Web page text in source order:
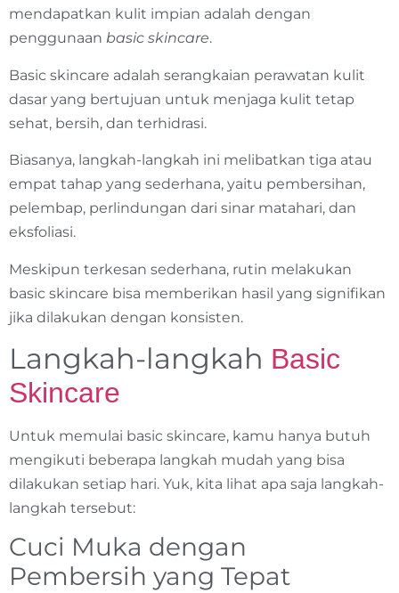
mendapatkan kulit impian adalah dengan
penggunaan basic skincare.
Basic skincare adalah serangkaian perawatan kulit
dasar yang bertujuan untuk menjaga kulit tetap
sehat, bersih, dan terhidrasi.
Biasanya, langkah-langkah ini melibatkan tiga atau
empat tahap yang sederhana, yaitu pembersihan,
pelembap, perlindungan dari sinar matahari, dan
eksfoliasi.
Meskipun terkesan sederhana, rutin melakukan
basic skincare bisa memberikan hasil yang signifikan
jika dilakukan dengan konsisten.
Langkah-langkah Basic
Skincare
Untuk memulai basic skincare, kamu hanya butuh
mengikuti beberapa langkah mudah yang bisa
dilakukan setiap hari. Yuk, kita lihat apa saja langkah-
langkah tersebut:
Cuci Muka dengan
Pembersih yang Tepat